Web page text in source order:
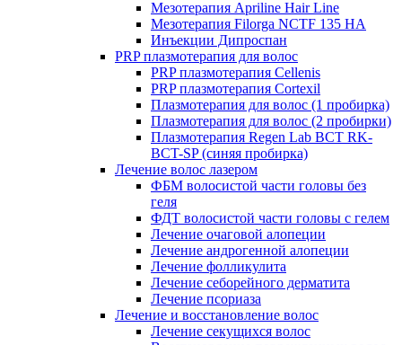
Мезотерапия Apriline Hair Line
Мезотерапия Filorga NCTF 135 HA
Инъекции Дипроспан
PRP плазмотерапия для волос
PRP плазмотерапия Cellenis
PRP плазмотерапия Cortexil
Плазмотерапия для волос (1 пробирка)
Плазмотерапия для волос (2 пробирки)
Плазмотерапия Regen Lab BCT RK-
BCT-SP (синяя пробирка)
Лечение волос лазером
ФБМ волосистой части головы без
геля
ФДТ волосистой части головы с гелем
Лечение очаговой алопеции
Лечение андрогенной алопеции
Лечение фолликулита
Лечение себорейного дерматита
Лечение псориаза
Лечение и восстановление волос
Лечение секущихся волос